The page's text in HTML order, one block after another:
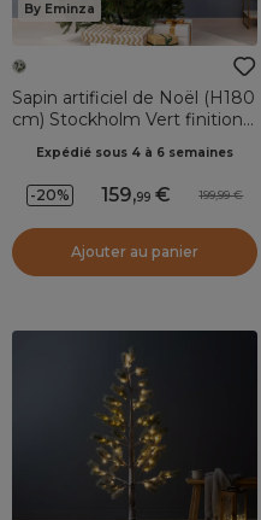
By Eminza
Sapin artificiel de Noël (H180
cm) Stockholm Vert finition
Expédié sous 4 à 6 semaines
-20% 159,99 199,99
Ajouter au panier